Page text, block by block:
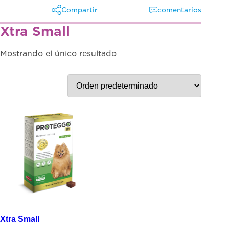
Compartir
X
Whatsapp
comentarios
Xtra Small
Mostrando el único resultado
Xtra Small